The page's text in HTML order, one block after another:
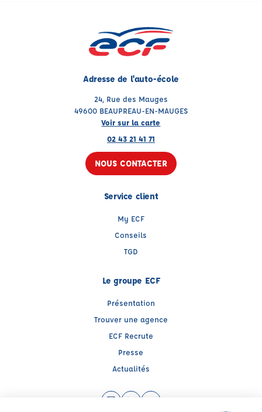
Adresse de l'auto-école
24, Rue des Mauges
49600 BEAUPREAU-EN-MAUGES
Voir sur la carte
02 43 21 41 71
NOUS CONTACTER
Service client
My ECF
Conseils
TGD
Le groupe ECF
Présentation
Trouver une agence
ECF Recrute
Presse
Actualités